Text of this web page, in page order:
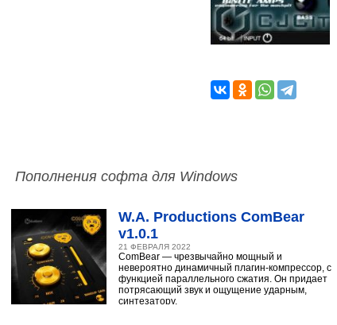
Пополнения софта для Windows
W.A. Productions ComBear
v1.0.1
21 ФЕВРАЛЯ 2022
ComBear — чрезвычайно мощный и
невероятно динамичный плагин-компрессор, с
функцией параллельного сжатия. Он придает
потрясающий звук и ощущение ударным,
синтезатору,